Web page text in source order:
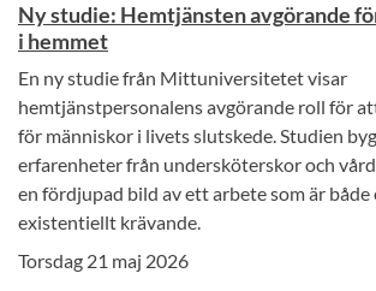
Ny studie: Hemtjänsten avgörande
i hemmet
En ny studie från Mittuniversitetet visar
hemtjänstpersonalens avgörande roll för
för människor i livets slutskede. Studien
erfarenheter från undersköterskor och
en fördjupad bild av ett arbete som är
existentiellt krävande.
Torsdag 21 maj 2026